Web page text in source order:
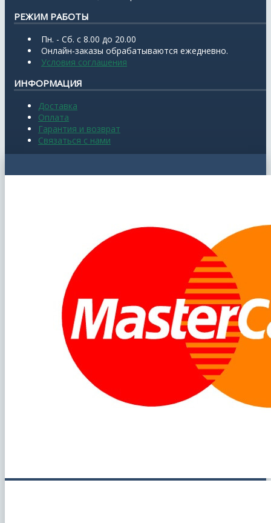
РЕЖИМ РАБОТЫ
Пн. - Сб. с 8.00 до 20.00
Онлайн-заказы обрабатываются ежедневно.
Условия соглашения
ИНФОРМАЦИЯ
Доставка
Оплата
Гарантия и возврат
Связаться с нами